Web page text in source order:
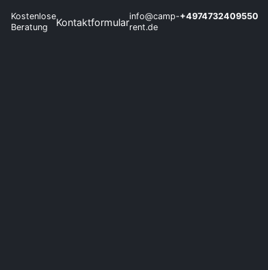
Kostenlose
Beratung
Kontaktformularinfo@camp-
rent.de
+4974732409550